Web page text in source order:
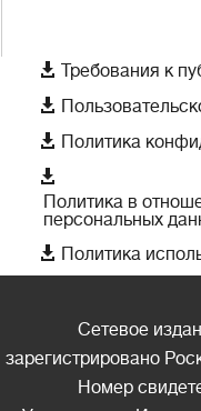
 Требования к

 Политика

Политика в
персональных
 Политика
Сетевое
зарегистрировано
Номер